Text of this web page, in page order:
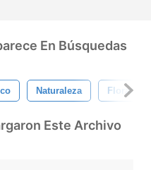
En Búsquedas
Naturaleza Floral
Este Archivo